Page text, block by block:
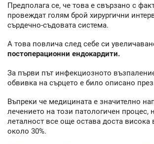
Предполага се, че това е свързано с
провеждат голям брой хирургични
сърдечно-съдовата система.
А това повлича след себе си
постоперационни ендокардити.
За първи път инфекциозното
обвивка на сърцето е било описано
Въпреки че медицината е значително
лечението на този патологичен процес,
леталност все още остава доста висока
около 30%.